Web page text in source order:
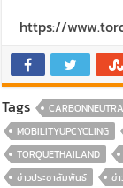
https://
Tags
MOBILITYUPCYCLING
TORQUETHAILAND
ข่าวประชาสัมพันธ์
ข่